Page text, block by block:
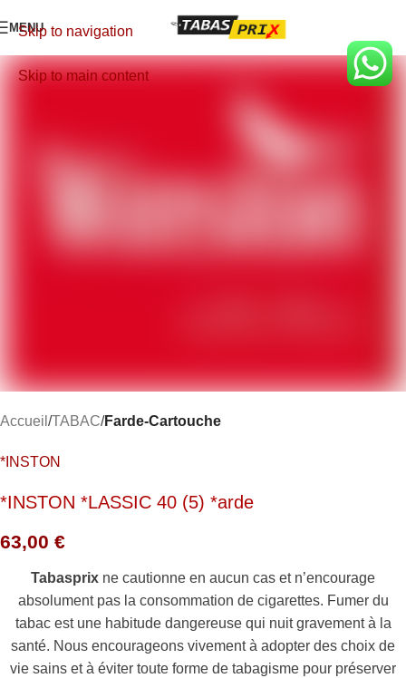
Skip to navigation
Skip to main content
MENU
Accueil TABAC Farde-Cartouche
*INSTON
*INSTON *LASSIC 40 (5) *arde
63,00 €
Tabasprix ne cautionne en aucun cas et n’encourage
absolument pas la consommation de cigarettes. Fumer du
tabac est une habitude dangereuse qui nuit gravement à la
santé. Nous encourageons vivement à adopter des choix de
vie sains et à éviter toute forme de tabagisme pour préserver